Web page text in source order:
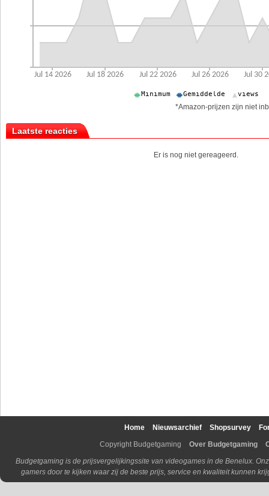
*Amazon-prijzen zijn niet
Laatste reacties
Er is nog niet gereageerd.
Home Nieuwsarchief Shopsurvey
Copyright Budgetgaming
Over Budgetgaming
Budgetgaming is de prijsvergelijkingssite van videogames in de Benelux.
gamers door te kijken waar zij de beste prijs, service en kwaliteit kunnen